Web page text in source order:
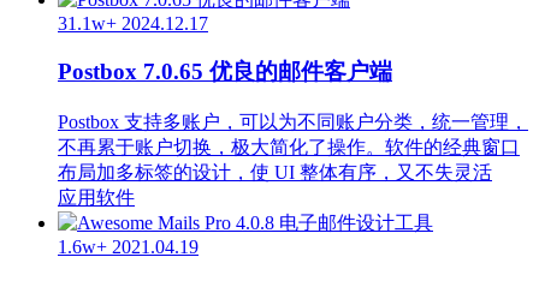
31.1w+ 2024.12.17
Postbox 7.0.65 优良的邮件客户端
Postbox 支持多账户，可以为不同账户分类，统一管理，
不再累于账户切换，极大简化了操作。软件的经典窗口
布局加多标签的设计，使 UI 整体有序，又不失灵活
应用软件
1.6w+ 2021.04.19